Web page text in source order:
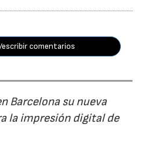
escribir comentarios
Barcelona su nueva
la impresión digital de